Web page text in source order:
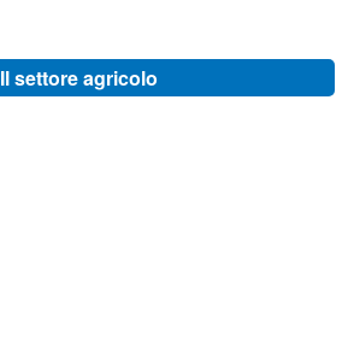
Il settore agricolo